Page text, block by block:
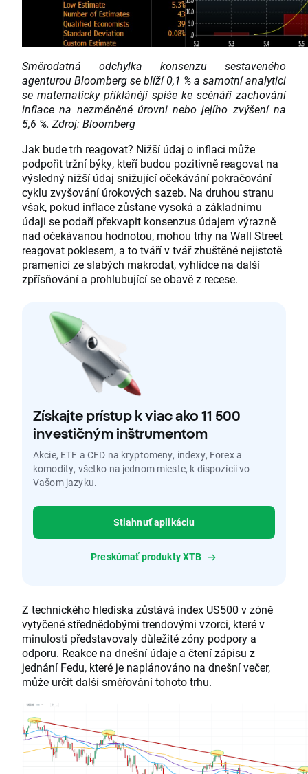
Směrodatná odchylka konsenzu sestaveného
agenturou Bloomberg se blíží 0,1 % a samotní analytici
se matematicky přiklánějí spíše ke scénáři zachování
inflace na nezměněné úrovni nebo jejího zvýšení na
5,6 %. Zdroj: Bloomberg
Jak bude trh reagovat? Nižší údaj o inflaci může
podpořit tržní býky, kteří budou pozitivně reagovat na
výsledný nižší údaj snižující očekávání pokračování
cyklu zvyšování úrokových sazeb. Na druhou stranu
však, pokud inflace zůstane vysoká a základnímu
údaji se podaří překvapit konsenzus údajem výrazně
nad očekávanou hodnotou, mohou trhy na Wall Street
reagovat poklesem, a to tváří v tvář zhuštěné nejistotě
pramenící ze slabých makrodat, vyhlídce na další
zpřísňování a prohlubující se obavě z recese.
Získajte prístup k viac ako 11 500
investičným inštrumentom
Akcie, ETF a CFD na kryptomeny, indexy, Forex a
komodity, všetko na jednom mieste, k dispozícii vo
Vašom jazyku.
Stiahnuť aplikáciu
Preskúmať produkty XTB
Z technického hlediska zůstává index US500 v zóně
vytyčené střednědobými trendovými vzorci, které v
minulosti představovaly důležité zóny podpory a
odporu. Reakce na dnešní údaje a čtení zápisu z
jednání Fedu, které je naplánováno na dnešní večer,
může určit další směřování tohoto trhu.